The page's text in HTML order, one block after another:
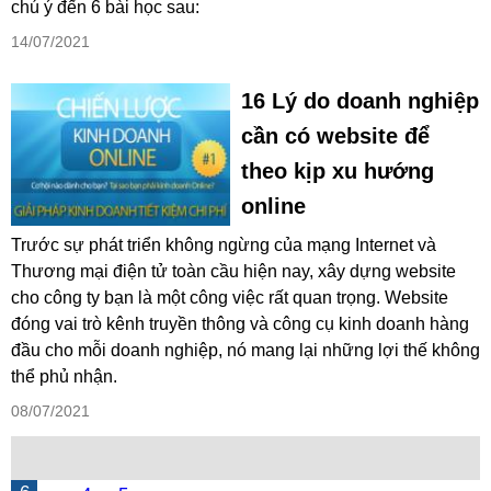
chú ý đến 6 bài học sau:
14/07/2021
16 Lý do doanh nghiệp
cần có website để
theo kịp xu hướng
online
Trước sự phát triển không ngừng của mạng Internet và
Thương mại điện tử toàn cầu hiện nay, xây dựng website
cho công ty bạn là một công việc rất quan trọng. Website
đóng vai trò kênh truyền thông và công cụ kinh doanh hàng
đầu cho mỗi doanh nghiệp, nó mang lại những lợi thế không
thể phủ nhận.
08/07/2021